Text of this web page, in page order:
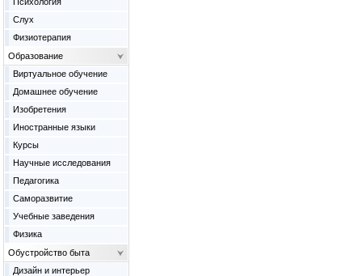
Слух
Физиотерапия
Образование
Виртуальное обучение
Домашнее обучение
Изобретения
Иностранные языки
Курсы
Научные исследования
Педагогика
Саморазвитие
Учебные заведения
Физика
Обустройство быта
Дизайн и интерьер